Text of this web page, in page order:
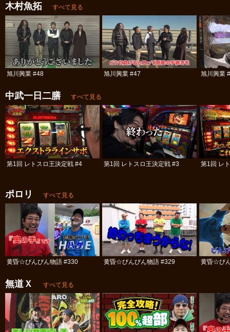
木村魚拓 すべて見る
旭川興業 #48 旭川興業 #47 旭川興業
中武一日二膳 すべて見る
第1回 レトスロ王決定戦 #4 第1回 レトスロ王決定戦 #3 第1回 レ
ポロリ すべて見る
黄昏☆びんびん物語 #330 黄昏☆びんびん物語 #329 黄昏☆び
無道Ｘ すべて見る